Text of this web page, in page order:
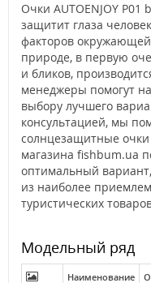
Очки AUTOENJOY P01
защитит глаза
факторов
природе, в первую
и бликов,
менеджеры помогут
выбору лучшего
консультацией, мы
солнцезащитные
магазина fishbum.ua
оптимальный
из наиболее
туристических
Модельный ряд
Наименование